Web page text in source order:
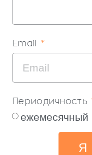
Email
Периодичность
ежемесячный
Я